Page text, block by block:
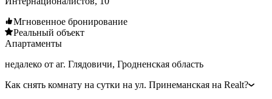
Мгновенное бронирование
Реальный объект
Апартаменты
недалеко от аг. Глядовичи, Гродненская область
Как снять комнату на сутки на ул. Принеманская на Realt?